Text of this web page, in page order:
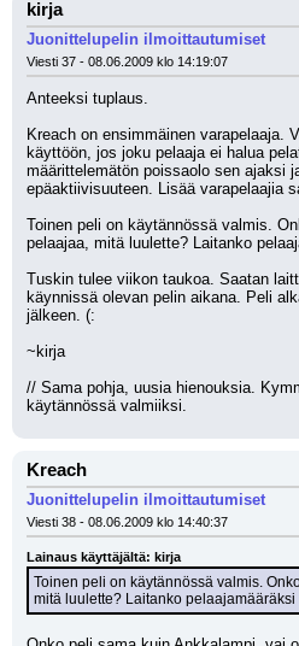
kirja
Juonittelupelin ilmoittautumiset
Viesti 37 - 08.06.2009 klo 14:19:07
Anteeksi tuplaus.
Kreach on ensimmäinen varapelaaja.
käyttöön, jos joku pelaaja ei halua
määrittelemätön poissaolo sen ajaksi
epäaktiivisuuteen. Lisää varapelaajia
Toinen peli on käytännössä valmis.
pelaajaa, mitä luulette? Laitanko
Tuskin tulee viikon taukoa. Saatan
käynnissä olevan pelin aikana. Peli
jälkeen. (:
~kirja
// Sama pohja, uusia hienouksia.
käytännössä valmiiksi.
Kreach
Juonittelupelin ilmoittautumiset
Viesti 38 - 08.06.2009 klo 14:40:37
Lainaus käyttäjältä: kirja
Toinen peli on käytännössä valmis.
mitä luulette? Laitanko pelaajamääräksi